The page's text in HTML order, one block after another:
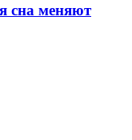
сна меняют